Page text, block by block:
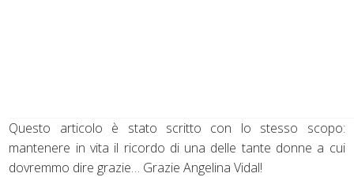
Questo articolo è stato scritto con lo stesso scopo:
mantenere in vita il ricordo di una delle tante donne a cui
dovremmo dire grazie… Grazie Angelina Vidal!